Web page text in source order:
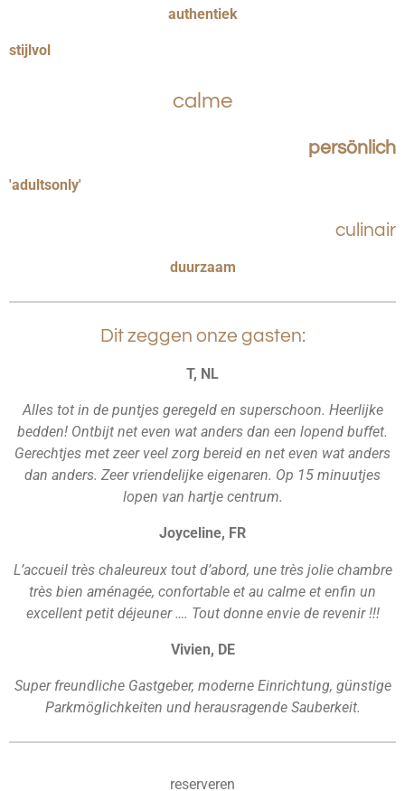
authentiek
stijlvol
calme
persönlich
'adultsonly'
culinair
duurzaam
Dit zeggen onze gasten:
T, NL
Alles tot in de puntjes geregeld en superschoon. Heerlijke
bedden! Ontbijt net even wat anders dan een lopend buffet.
Gerechtjes met zeer veel zorg bereid en net even wat anders
dan anders. Zeer vriendelijke eigenaren. Op 15 minuutjes
lopen van hartje centrum.
Joyceline, FR
L’accueil très chaleureux tout d’abord, une très jolie chambre
très bien aménagée, confortable et au calme et enfin un
excellent petit déjeuner …. Tout donne envie de revenir !!!
Vivien, DE
Super freundliche Gastgeber, moderne Einrichtung, günstige
Parkmöglichkeiten und herausragende Sauberkeit.
reserveren